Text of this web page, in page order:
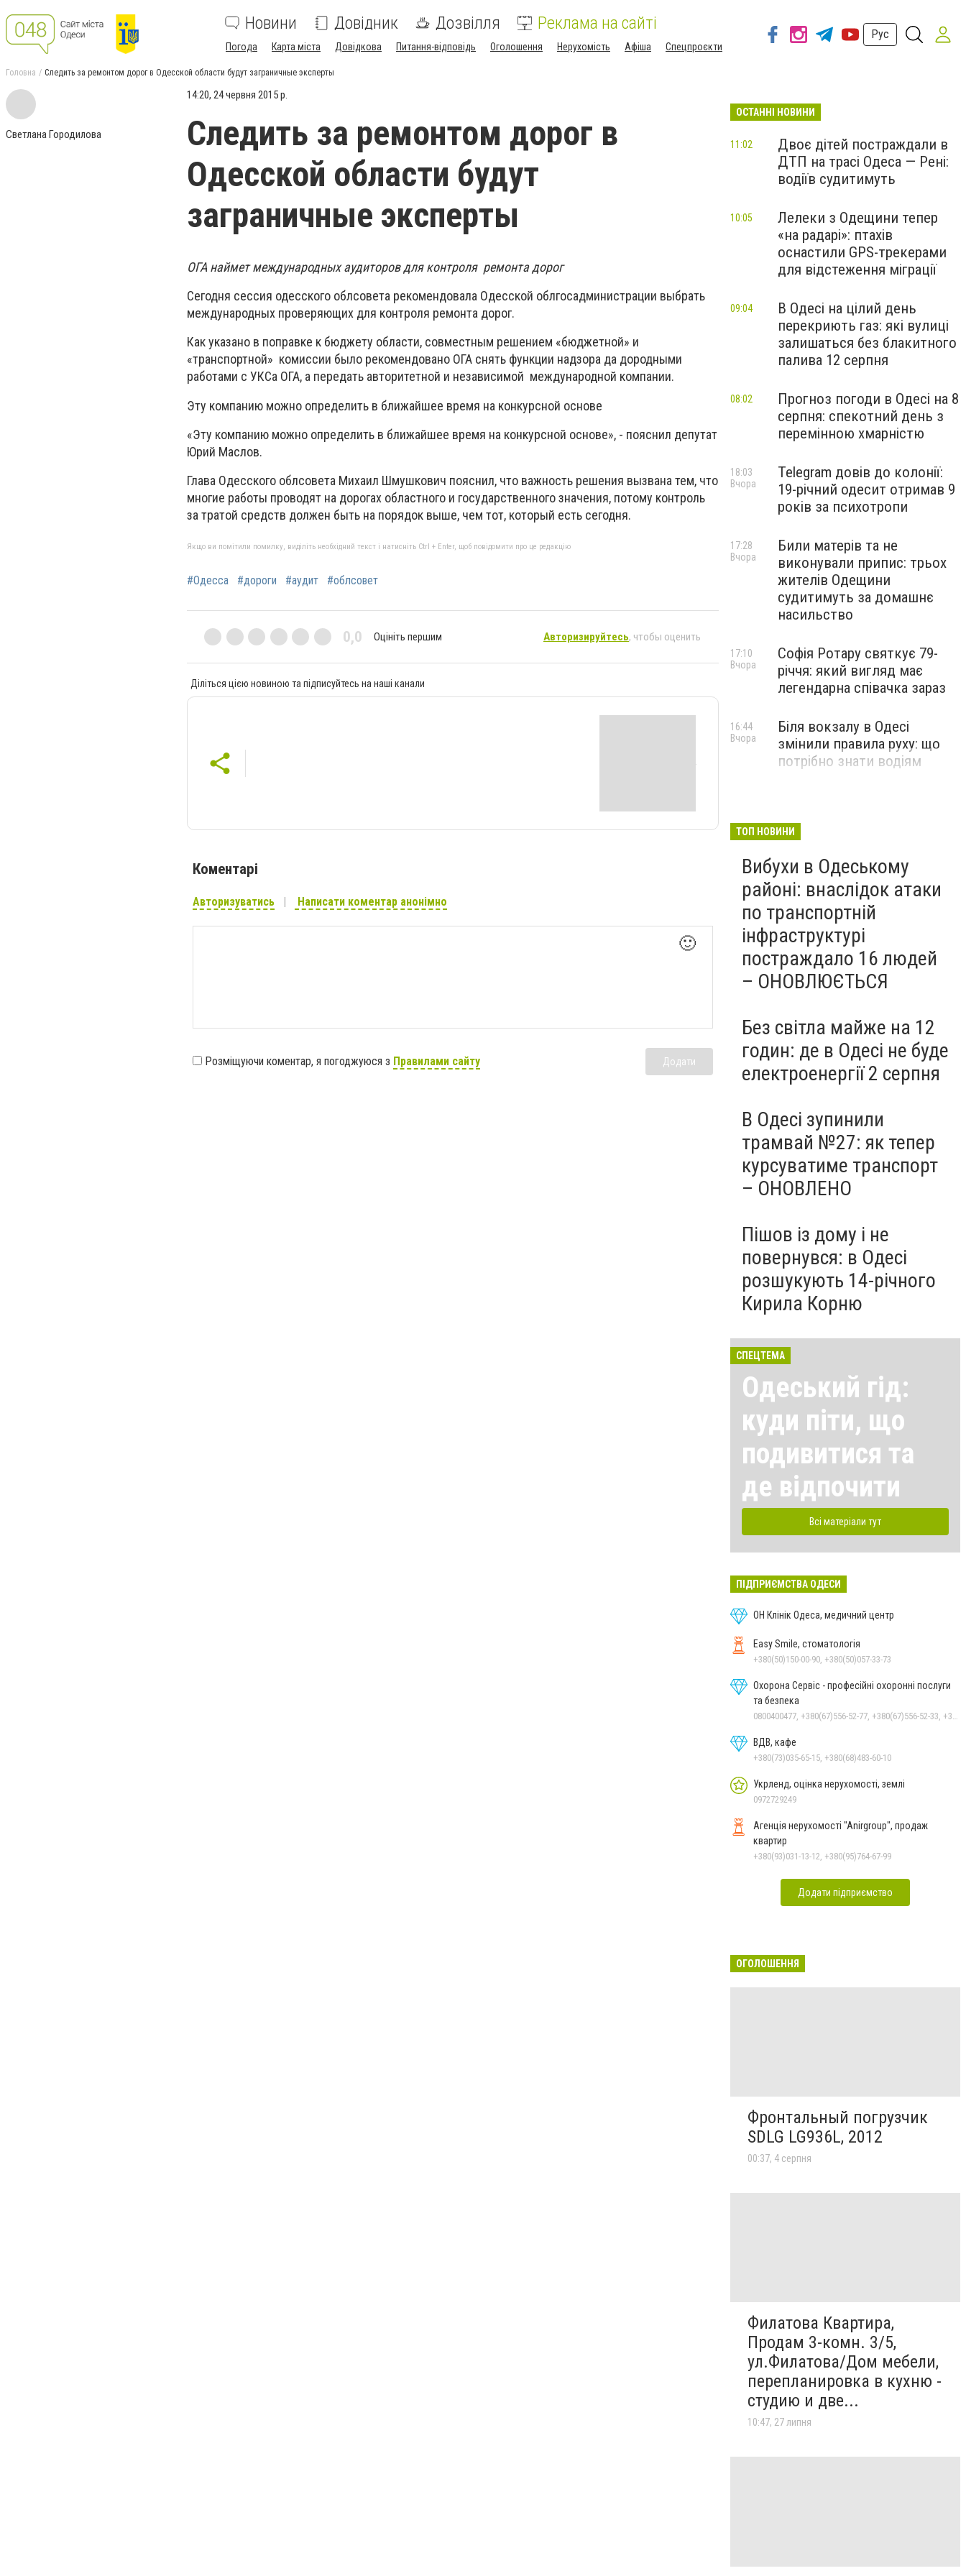
Новини Довідник Дозвілля Реклама на сайті
Погода Карта міста Довідкова Питання-відповідь Оголошення Нерухомість Афіша Спецпроєкти
Рус
Головна Следить за ремонтом дорог в Одесской области будут заграничные эксперты
Светлана Городилова
14:20, 24 червня 2015 р.
Следить за ремонтом дорог в
Одесской области будут
заграничные эксперты
ОГА наймет международных аудиторов для контроля ремонта дорог
Сегодня сессия одесского облсовета рекомендовала Одесской облгосадминистрации выбрать
международных проверяющих для контроля ремонта дорог.
Как указано в поправке к бюджету области, совместным решением «бюджетной» и
«транспортной» комиссии было рекомендовано ОГА снять функции надзора да дородными
работами с УКСа ОГА, а передать авторитетной и независимой международной компании.
Эту компанию можно определить в ближайшее время на конкурсной основе
«Эту компанию можно определить в ближайшее время на конкурсной основе», - пояснил депутат
Юрий Маслов.
Глава Одесского облсовета Михаил Шмушкович пояснил, что важность решения вызвана тем, что
многие работы проводят на дорогах областного и государственного значения, потому контроль
за тратой средств должен быть на порядок выше, чем тот, который есть сегодня.
Якщо ви помітили помилку, виділіть необхідний текст і натисніть Ctrl + Enter, щоб повідомити про це редакцію
#Одесса #дороги #аудит #облсовет
0,0 Оцініть першим Авторизируйтесь, чтобы оценить
Діліться цією новиною та підписуйтесь на наші канали
Коментарі
Авторизуватись Написати коментар анонімно
🙂
Розміщуючи коментар, я погоджуюся з Правилами сайту Додати
ОСТАННІ НОВИНИ
Двоє дітей постраждали в
ДТП на трасі Одеса — Рені:
водіїв судитимуть
11:02
Лелеки з Одещини тепер
«на радарі»: птахів
оснастили GPS-трекерами
для відстеження міграції
10:05
В Одесі на цілий день
перекриють газ: які вулиці
залишаться без блакитного
палива 12 серпня
09:04
Прогноз погоди в Одесі на 8
серпня: спекотний день з
перемінною хмарністю
08:02
Telegram довів до колонії:
19-річний одесит отримав 9
років за психотропи
18:03
Вчора
Били матерів та не
виконували припис: трьох
жителів Одещини
судитимуть за домашнє
насильство
17:28
Вчора
Софія Ротару святкує 79-
річчя: який вигляд має
легендарна співачка зараз
17:10
Вчора
Біля вокзалу в Одесі
змінили правила руху: що
потрібно знати водіям
16:44
Вчора
ТОП НОВИНИ
Вибухи в Одеському
районі: внаслідок атаки
по транспортній
інфраструктурі
постраждало 16 людей
– ОНОВЛЮЄТЬСЯ
Без світла майже на 12
годин: де в Одесі не буде
електроенергії 2 серпня
В Одесі зупинили
трамвай №27: як тепер
курсуватиме транспорт
– ОНОВЛЕНО
Пішов із дому і не
повернувся: в Одесі
розшукують 14-річного
Кирила Корню
СПЕЦТЕМА
Одеський гід:
куди піти, що
подивитися та
де відпочити
Всі матеріали тут
ПІДПРИЄМСТВА ОДЕСИ
ОН Клінік Одеса, медичний центр
Easy Smile, стоматологія
+380(50)150-00-90, +380(50)057-33-73
Охорона Сервіс - професійні охоронні послуги
та безпека
ВДВ, кафе
+380(73)035-65-15, +380(68)483-60-10
Укрленд, оцінка нерухомості, землі
0972729249
Агенція нерухомості "Anirgroup", продаж
квартир
+380(93)031-13-12, +380(95)764-67-99
Додати підприємство
ОГОЛОШЕННЯ
Фронтальный погрузчик
SDLG LG936L, 2012
00:37, 4 серпня
Филатова Квартира,
Продам 3-комн. 3/5,
ул.Филатова/Дом мебели,
перепланировка в кухню -
студию и две...
10:47, 27 липня